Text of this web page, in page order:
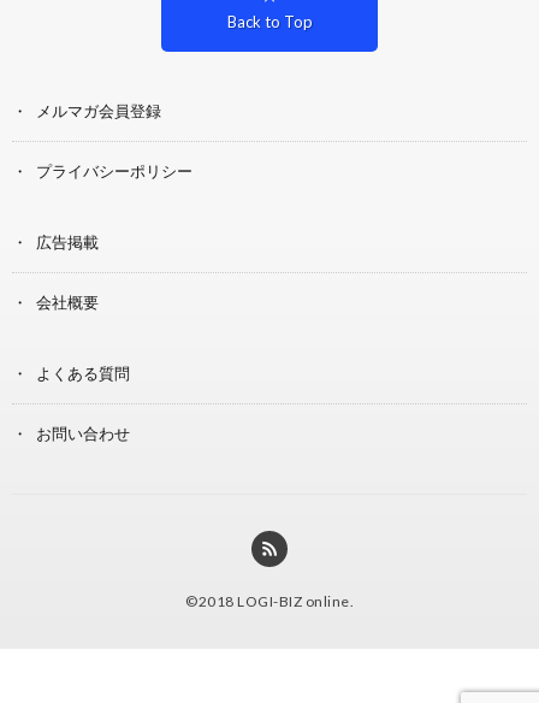
Back to Top
メルマガ会員登録
プライバシーポリシー
広告掲載
会社概要
よくある質問
お問い合わせ
©2018 LOGI-BIZ online.